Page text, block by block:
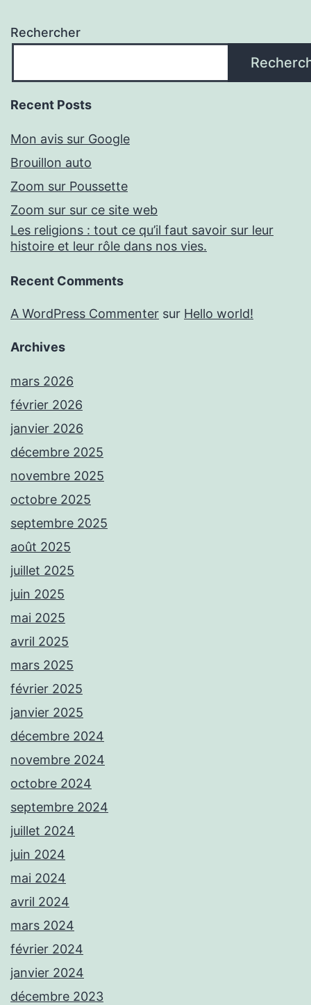
Rechercher
Recent Posts
Mon avis sur Google
Brouillon auto
Zoom sur Poussette
Zoom sur sur ce site web
Les religions : tout ce qu’il faut savoir sur leur
histoire et leur rôle dans nos vies.
Recent Comments
A WordPress Commenter sur Hello world!
Archives
mars 2026
février 2026
janvier 2026
décembre 2025
novembre 2025
octobre 2025
septembre 2025
août 2025
juillet 2025
juin 2025
mai 2025
avril 2025
mars 2025
février 2025
janvier 2025
décembre 2024
novembre 2024
octobre 2024
septembre 2024
juillet 2024
juin 2024
mai 2024
avril 2024
mars 2024
février 2024
janvier 2024
décembre 2023